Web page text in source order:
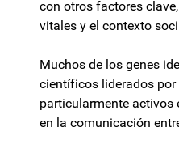
con otros factores
vitales y el contexto
Muchos de los genes
científicos liderados por
particularmente activos
en la comunicación